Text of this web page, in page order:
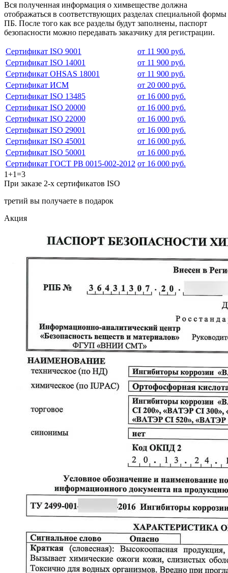
Вся полученная информация о химвеществе должна
отображаться в соответствующих разделах специальной формы
ПБ. После того как все разделы будут заполнены, паспорт
безопасности можно передавать заказчику для регистрации.
Сертификат ISO 9001
от 11 900 руб.
Сертификат ISO 14001
от 11 900 руб.
Сертификат OHSAS 18001
от 11 900 руб.
Сертификат ИСМ
от 20 000 руб.
Сертификат ISO 13485
от 16 000 руб.
Сертификат ISO 20000
от 16 000 руб.
Сертификат ISO 22000
от 16 000 руб.
Сертификат ISO 29001
от 16 000 руб.
Сертификат ISO 45001
от 16 000 руб.
Сертификат ISO 50001
от 16 000 руб.
Сертификат ГОСТ РВ 0015-002-2012 от 16 000 руб.
1+1=3
При заказе 2-х сертификатов ISO
третий вы получаете в подарок
Акция